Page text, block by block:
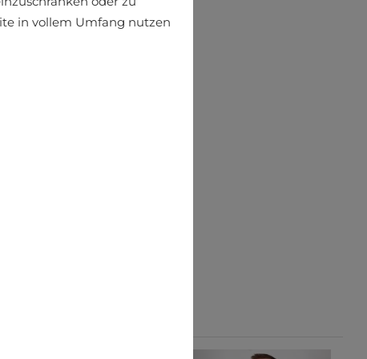
in vollem Umfang nutzen